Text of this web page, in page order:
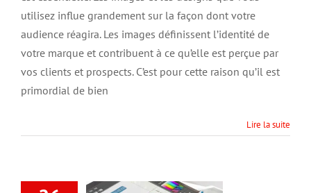
Pubinlyon
vos
Créations
Graphiques
?
utilisez influe grandement sur la façon dont votre
audience réagira. Les images définissent l’identité de
votre marque et contribuent à ce qu’elle est perçue par
vos clients et prospects. C’est pour cette raison qu’il est
primordial de bien
Lire la suite